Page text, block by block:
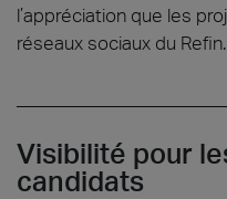
l’appréciation que les
réseaux sociaux du Refin.
Visibilité pour
candidats